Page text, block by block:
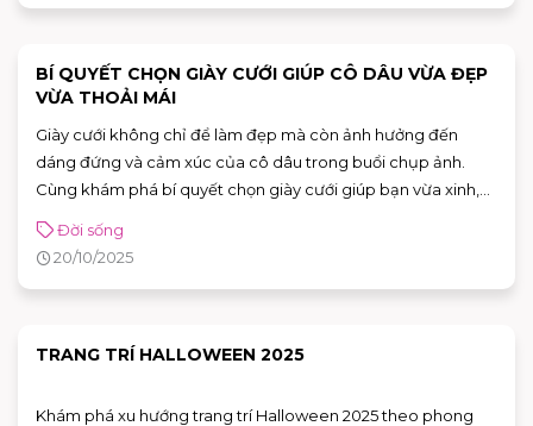
BÍ QUYẾT CHỌN GIÀY CƯỚI GIÚP CÔ DÂU VỪA ĐẸP
VỪA THOẢI MÁI
Giày cưới không chỉ để làm đẹp mà còn ảnh hưởng đến
dáng đứng và cảm xúc của cô dâu trong buổi chụp ảnh.
Cùng khám phá bí quyết chọn giày cưới giúp bạn vừa xinh,
Đời sống
20/10/2025
TRANG TRÍ HALLOWEEN 2025
Khám phá xu hướng trang trí Halloween 2025 theo phong